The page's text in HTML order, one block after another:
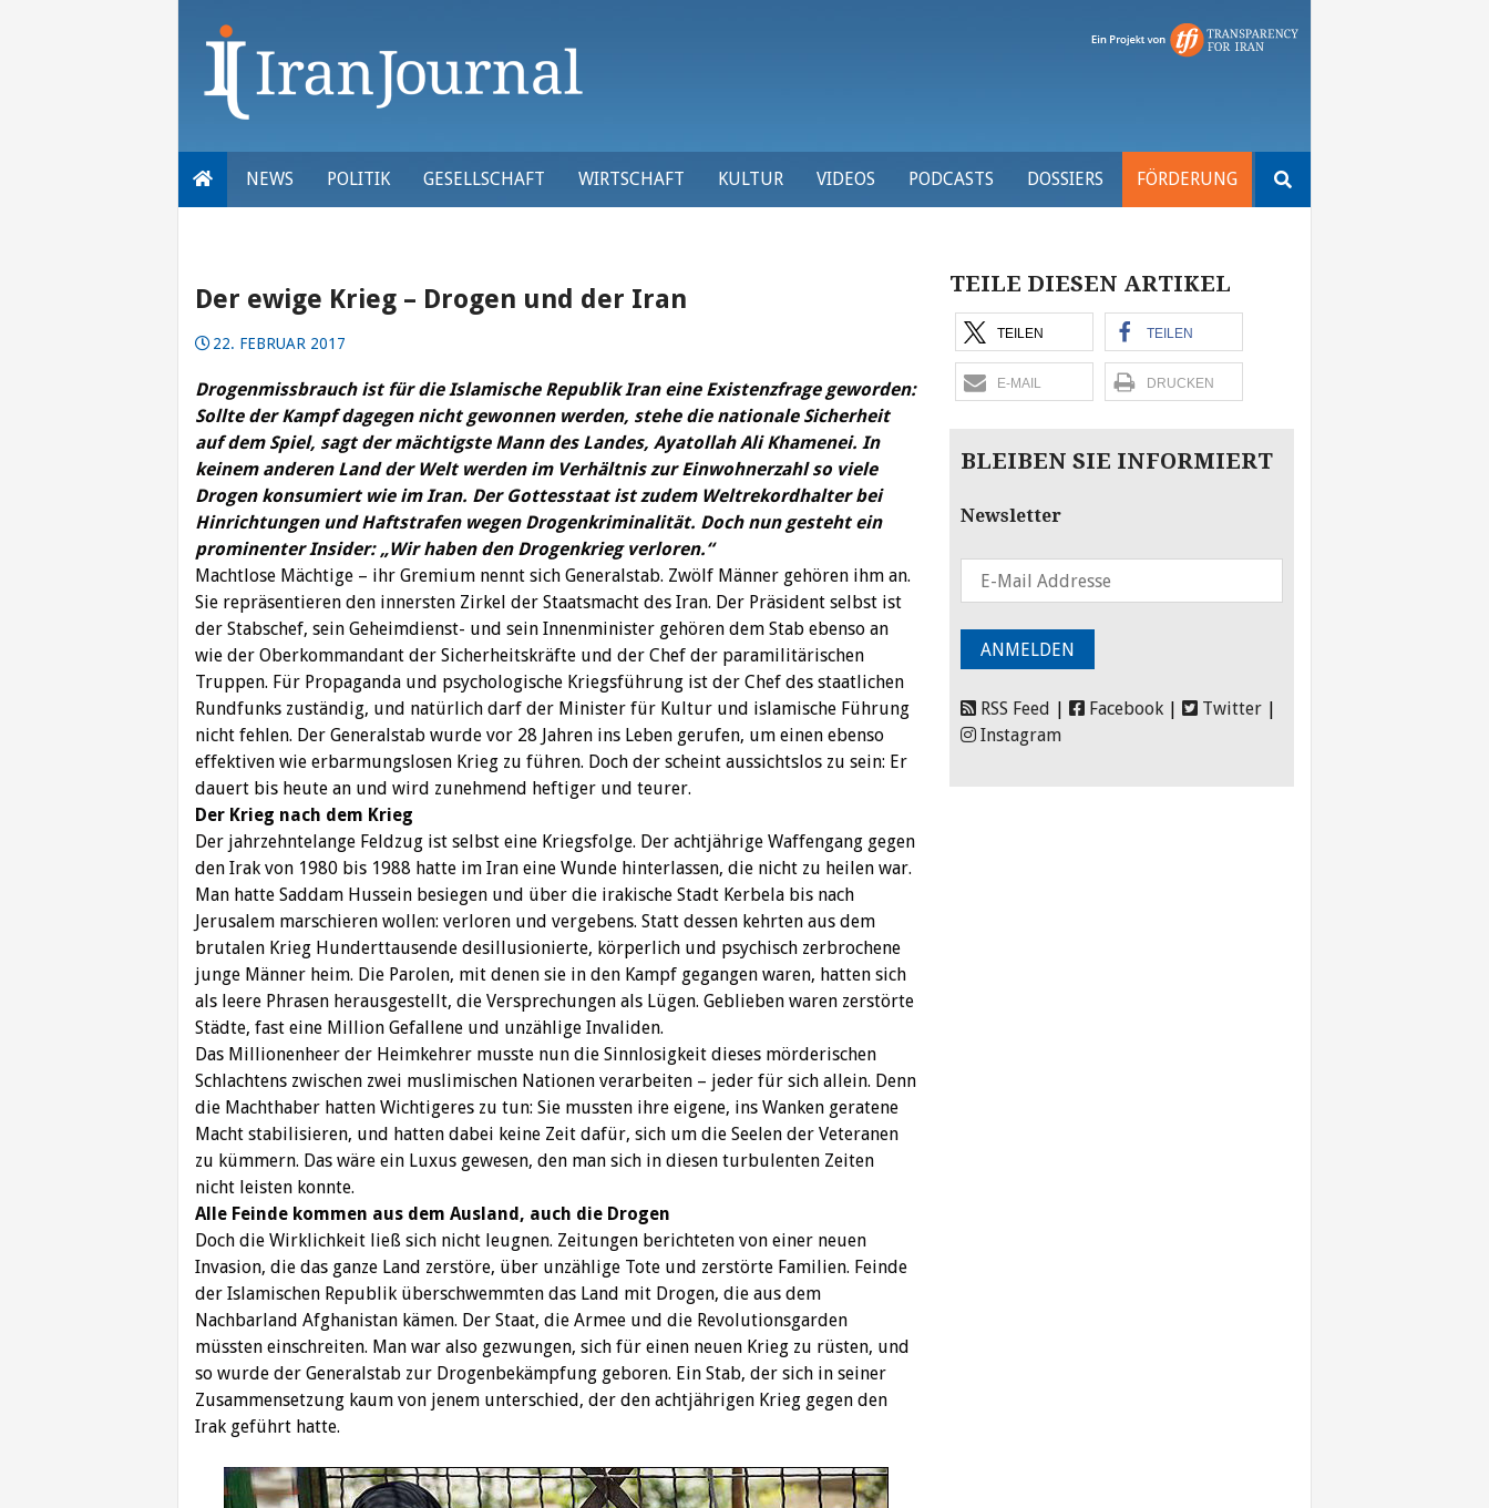
NEWS POLITIK GESELLSCHAFT WIRTSCHAFT KULTUR VIDEOS PODCASTS DOSSIERS FÖRDERUNG
nach:
Der ewige Krieg – Drogen und der Iran
22. FEBRUAR 2017
Drogenmissbrauch ist für die Islamische Republik Iran eine Existenzfrage geworden:
Sollte der Kampf dagegen nicht gewonnen werden, stehe die nationale Sicherheit
auf dem Spiel, sagt der mächtigste Mann des Landes, Ayatollah Ali Khamenei. In
keinem anderen Land der Welt werden im Verhältnis zur Einwohnerzahl so viele
Drogen konsumiert wie im Iran. Der Gottesstaat ist zudem Weltrekordhalter bei
Hinrichtungen und Haftstrafen wegen Drogenkriminalität. Doch nun gesteht ein
prominenter Insider: „Wir haben den Drogenkrieg verloren.“
Machtlose Mächtige – ihr Gremium nennt sich Generalstab. Zwölf Männer gehören ihm an.
Sie repräsentieren den innersten Zirkel der Staatsmacht des Iran. Der Präsident selbst ist
der Stabschef, sein Geheimdienst- und sein Innenminister gehören dem Stab ebenso an
wie der Oberkommandant der Sicherheitskräfte und der Chef der paramilitärischen
Truppen. Für Propaganda und psychologische Kriegsführung ist der Chef des staatlichen
Rundfunks zuständig, und natürlich darf der Minister für Kultur und islamische Führung
nicht fehlen. Der Generalstab wurde vor 28 Jahren ins Leben gerufen, um einen ebenso
effektiven wie erbarmungslosen Krieg zu führen. Doch der scheint aussichtslos zu sein: Er
dauert bis heute an und wird zunehmend heftiger und teurer.
Der Krieg nach dem Krieg
Der jahrzehntelange Feldzug ist selbst eine Kriegsfolge. Der achtjährige Waffengang gegen
den Irak von 1980 bis 1988 hatte im Iran eine Wunde hinterlassen, die nicht zu heilen war.
Man hatte Saddam Hussein besiegen und über die irakische Stadt Kerbela bis nach
Jerusalem marschieren wollen: verloren und vergebens. Statt dessen kehrten aus dem
brutalen Krieg Hunderttausende desillusionierte, körperlich und psychisch zerbrochene
junge Männer heim. Die Parolen, mit denen sie in den Kampf gegangen waren, hatten sich
als leere Phrasen herausgestellt, die Versprechungen als Lügen. Geblieben waren zerstörte
Städte, fast eine Million Gefallene und unzählige Invaliden.
Das Millionenheer der Heimkehrer musste nun die Sinnlosigkeit dieses mörderischen
Schlachtens zwischen zwei muslimischen Nationen verarbeiten – jeder für sich allein. Denn
die Machthaber hatten Wichtigeres zu tun: Sie mussten ihre eigene, ins Wanken geratene
Macht stabilisieren, und hatten dabei keine Zeit dafür, sich um die Seelen der Veteranen
zu kümmern. Das wäre ein Luxus gewesen, den man sich in diesen turbulenten Zeiten
nicht leisten konnte.
Alle Feinde kommen aus dem Ausland, auch die Drogen
Doch die Wirklichkeit ließ sich nicht leugnen. Zeitungen berichteten von einer neuen
Invasion, die das ganze Land zerstöre, über unzählige Tote und zerstörte Familien. Feinde
der Islamischen Republik überschwemmten das Land mit Drogen, die aus dem
Nachbarland Afghanistan kämen. Der Staat, die Armee und die Revolutionsgarden
müssten einschreiten. Man war also gezwungen, sich für einen neuen Krieg zu rüsten, und
so wurde der Generalstab zur Drogenbekämpfung geboren. Ein Stab, der sich in seiner
Zusammensetzung kaum von jenem unterschied, der den achtjährigen Krieg gegen den
Irak geführt hatte.
TEILE DIESEN ARTIKEL
TEILEN TEILEN
E-MAIL DRUCKEN
BLEIBEN SIE INFORMIERT
Newsletter
RSS Feed Facebook Twitter
Instagram